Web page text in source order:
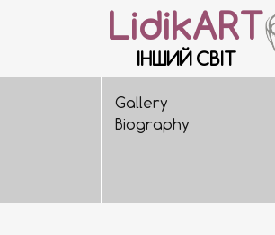
LidikART
ІНШИЙ СВІТ
Gallery
Biography